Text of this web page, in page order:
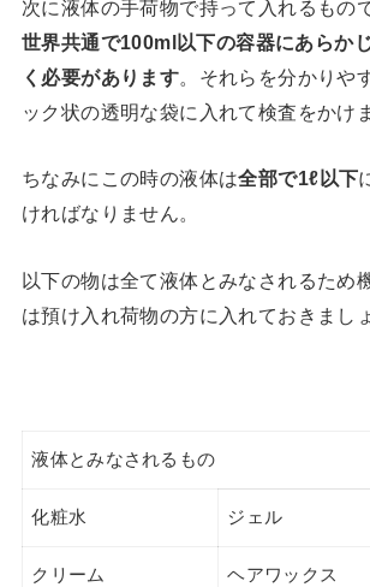
次に液体の手荷物で持って入れるもの
世界共通で100ml以下の容器にあらか
く必要があります。それらを分かりや
ック状の透明な袋に入れて検査をかけ
ちなみにこの時の液体は全部で1ℓ以下
ければなりません。
以下の物は全て液体とみなされるため
は預け入れ荷物の方に入れておきまし
液体とみなされるもの
化粧水 ジェル
クリーム ヘアワックス